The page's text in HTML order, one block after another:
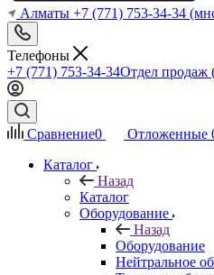
Алматы +7 (771) 753-34-34
Телефоны
+7 (771) 753-34-34Отдел продаж
Сравнение0 Отложенные
Каталог
Назад
Каталог
Оборудование
Назад
Оборудование
Нейтральное